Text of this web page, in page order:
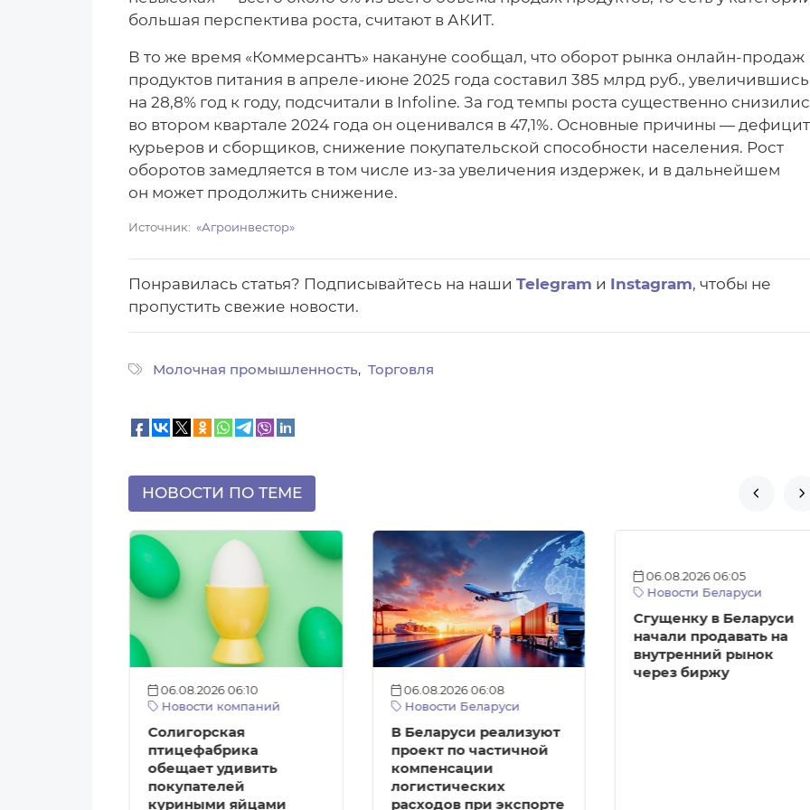
большая перспектива роста, считают в АКИТ.
В то же время «Коммерсантъ» накануне сообщал, что оборот рынка онлайн-продаж
продуктов питания в апреле-июне 2025 года составил 385 млрд руб., увеличившись
на 28,8% год к году, подсчитали в Infoline. За год темпы роста существенно
во втором квартале 2024 года он оценивался в 47,1%. Основные причины — дефицит
курьеров и сборщиков, снижение покупательской способности населения. Рост
оборотов замедляется в том числе из-за увеличения издержек, и в дальнейшем
он может продолжить снижение.
Источник «Агроинвестор»
Понравилась статья? Подписывайтесь на наши Telegram и Instagram, чтобы не
пропустить свежие новости.
Молочная промышленность Торговля
НОВОСТИ ПО ТЕМЕ  
06.08.2026 06:10
Новости компаний
Солигорская
птицефабрика
обещает удивить
покупателей
куриными яйцами
06.08.2026 06:08
Новости Беларуси
В Беларуси реализуют
проект по частичной
компенсации
логистических
расходов при экспорте
06.08.2026 06:05
Новости Беларуси
Сгущенку в Беларуси
начали продавать на
внутренний рынок
через биржу